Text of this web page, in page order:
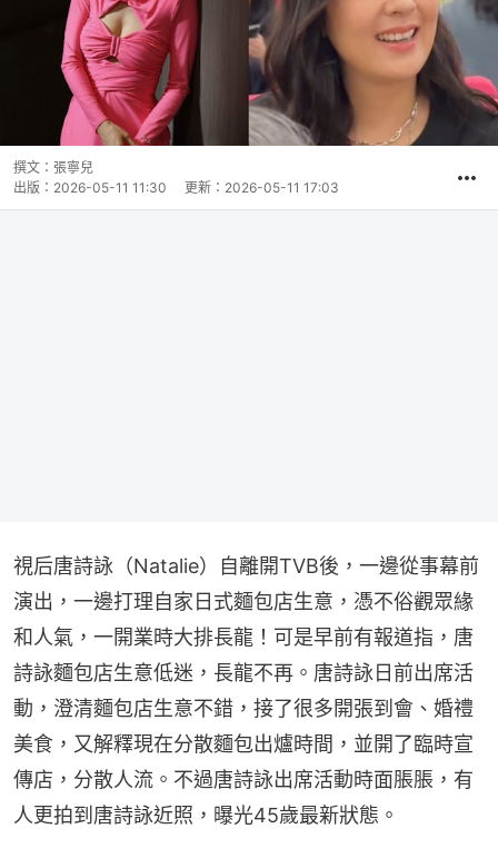
撰文： 張寧兒
出版： 2026-05-11 11:30 更新： 2026-05-11 17:03
視后唐詩詠（Natalie）自離開TVB後，一邊從事幕前
演出，一邊打理自家日式麵包店生意，憑不俗觀眾緣
和人氣，一開業時大排長龍！可是早前有報道指，唐
詩詠麵包店生意低迷，長龍不再。唐詩詠日前出席活
動，澄清麵包店生意不錯，接了很多開張到會、婚禮
美食，又解釋現在分散麵包出爐時間，並開了臨時宣
傳店，分散人流。不過唐詩詠出席活動時面脹脹，有
人更拍到唐詩詠近照，曝光45歲最新狀態。